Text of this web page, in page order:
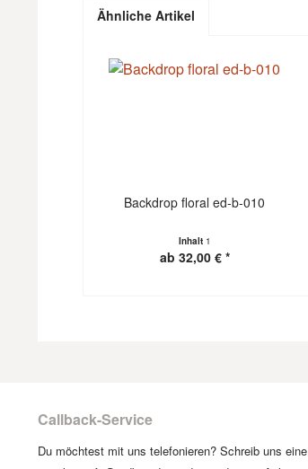
Ähnliche Artikel
Backdrop floral ed-b-010
Inhalt 1
ab 32,00 € *
Callback-Service
Du möchtest mit uns telefonieren? Schreib uns eine